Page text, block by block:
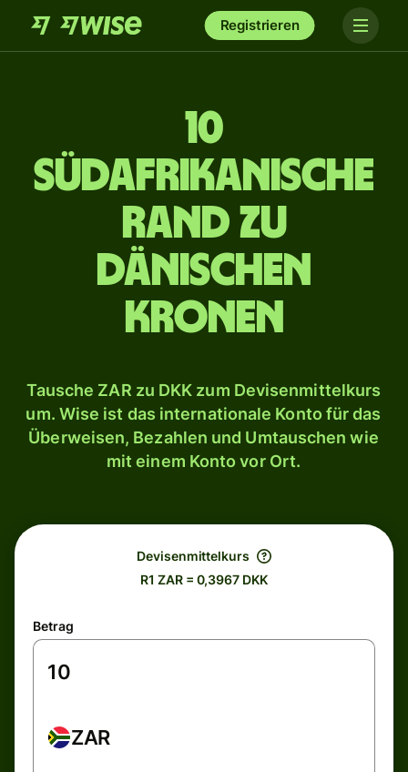
Registrieren
10
südafrikanische
Rand zu
dänischen
Kronen
Tausche ZAR zu DKK zum Devisenmittelkurs
um. Wise ist das internationale Konto für das
Überweisen, Bezahlen und Umtauschen wie
mit einem Konto vor Ort.
Devisenmittelkurs
R1 ZAR = 0,3967 DKK
Betrag
ZAR